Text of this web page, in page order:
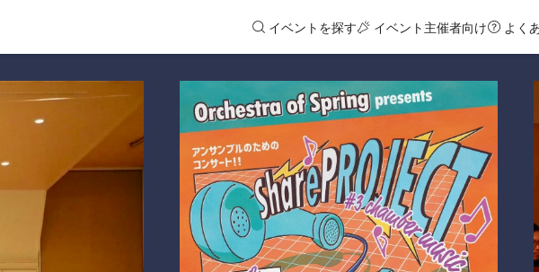
イベントを探す イベント主催者向け よく